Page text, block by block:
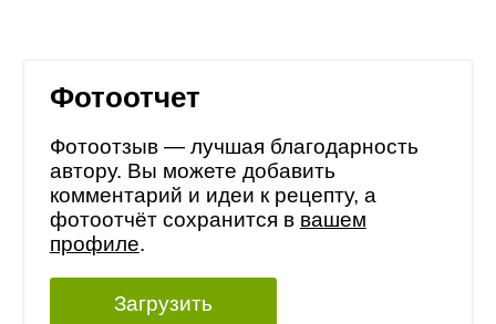
Фотоотчет
Фотоотзыв — лучшая благодарность
автору. Вы можете добавить
комментарий и идеи к рецепту, а
фотоотчёт сохранится в вашем
профиле.
Загрузить